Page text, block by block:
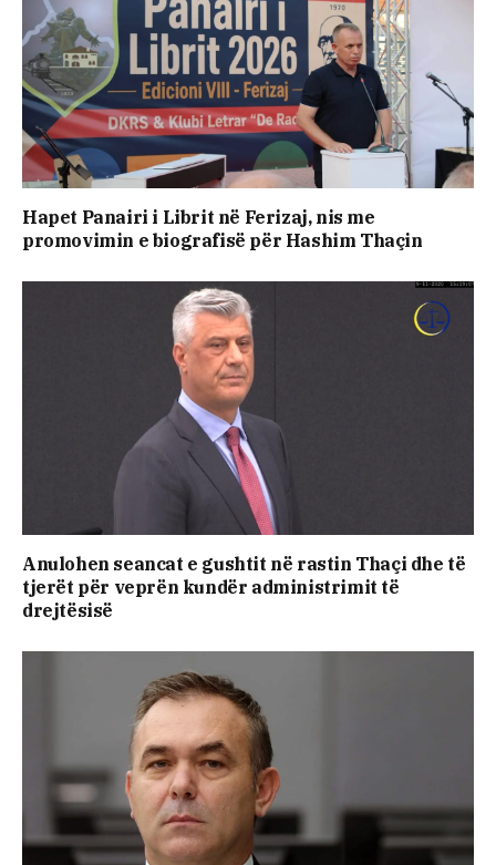
Hapet Panairi i Librit në Ferizaj, nis me
promovimin e biografisë për Hashim Thaçin
Anulohen seancat e gushtit në rastin Thaçi dhe të
tjerët për veprën kundër administrimit të
drejtësisë